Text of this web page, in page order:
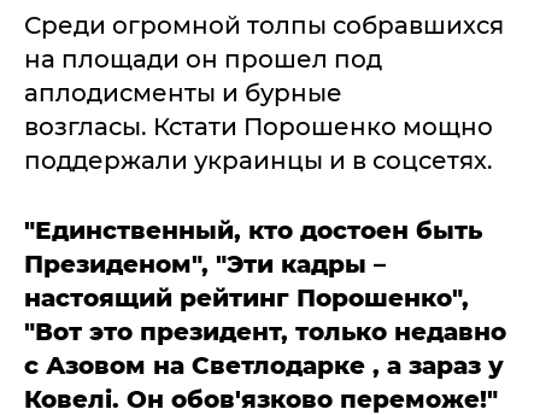
Среди огромной толпы собравшихся
на площади он прошел под
аплодисменты и бурные
возгласы. Кстати Порошенко мощно
поддержали украинцы и в соцсетях.
"Единственный, кто достоен быть
Президеном", "Эти кадры –
настоящий рейтинг Порошенко",
"Вот это президент, только недавно
с Азовом на Светлодарке , а зараз у
Ковелi. Он обов'язково переможе!"